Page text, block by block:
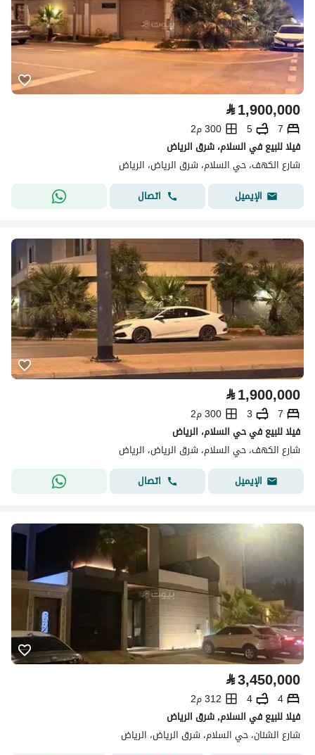
⃁1,900,000
7
5
300 م2
فيلا للبيع في السلام، شرق الرياض
شارع الكهف، حي السلام، شرق الرياض، الرياض
الإيميل
اتصال
⃁1,900,000
7
3
300 م2
فيلا للبيع في حي السلام، الرياض
شارع الكهف، حي السلام، شرق الرياض، الرياض
الإيميل
اتصال
⃁3,450,000
4
4
312 م2
فيلا للبيع في السلام, شرق الرياض
شارع الشنان، حي السلام، شرق الرياض، الرياض